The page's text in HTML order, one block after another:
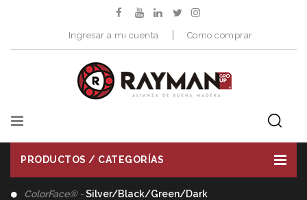
Ingresar a mi cuenta Como comprar
PRODUCTOS / CATEGORÍAS
Dark Distribuimos -